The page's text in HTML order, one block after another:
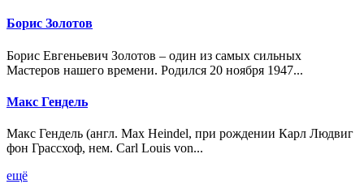
Борис Золотов
Борис Евгеньевич Золотов – один из самых сильных
Мастеров нашего времени. Родился 20 ноября 1947...
Макс Гендель
Макс Гендель (англ. Max Heindel, при рождении Карл Людвиг
фон Грассхоф, нем. Carl Louis von...
ещё